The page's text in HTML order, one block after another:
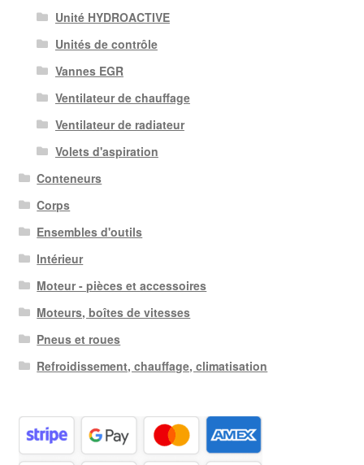
Unité HYDROACTIVE
Unités de contrôle
Vannes EGR
Ventilateur de chauffage
Ventilateur de radiateur
Volets d'aspiration
Conteneurs
Corps
Ensembles d'outils
Intérieur
Moteur - pièces et accessoires
Moteurs, boîtes de vitesses
Pneus et roues
Refroidissement, chauffage, climatisation